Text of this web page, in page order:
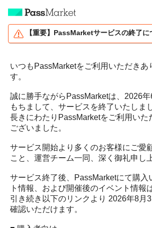
【重要】PassMarketサービスの終了に
いつもPassMarketをご利用いただきあ
す。
誠に勝手ながらPassMarketは、2026
もちまして、サービスを終了いたしま
長きにわたりPassMarketをご利用いた
ございました。
サービス開始より多くのお客様にご愛
こと、運営チーム一同、深く御礼申し
サービス終了後、PassMarketにて購入
ト情報、および開催後のイベント情報
引き続き以下のリンクより 2026年8月
確認いただけます。